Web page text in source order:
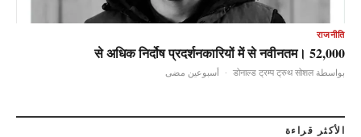
राजनीति
52,000 से अधिक निर्दोष प्रदर्शनकारियों में से नवीनतम।
بواسطة डोनाल्ड ट्रम्प ट्रुथ सोशल · أسبوعين مضى
الأكثر قراءة